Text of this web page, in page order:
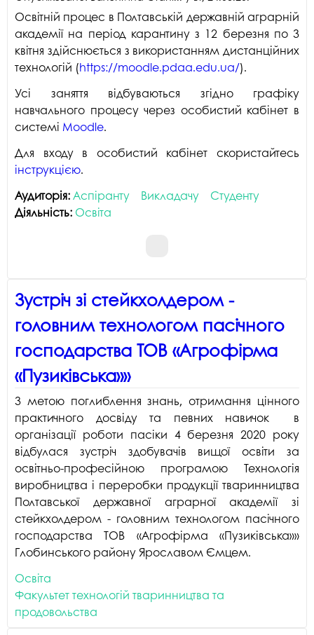
Освітній процес в Полтавській державній аграрній
академії на період карантину з 12 березня по 3
квітня здійснюється з використанням дистанційних
технологій (https://moodle.pdaa.edu.ua/).
Усі заняття відбуваються згідно графіку
навчального процесу через особистий кабінет в
системі Moodle.
Для входу в особистий кабінет скористайтесь
інструкцією.
Аудиторія:Аспіранту Викладачу
Студенту
Діяльність: Освіта
Зустріч зі стейкхолдером -
головним технологом пасічного
господарства ТОВ «Агрофірма
«Пузиківська»»
З метою поглиблення знань, отримання цінного
практичного досвіду та певних навичок в
організації роботи пасіки 4 березня 2020 року
відбулася зустріч здобувачів вищої освіти за
освітньо-професійною програмою Технологія
виробництва і переробки продукції тваринництва
Полтавської державної аграрної академії зі
стейкхолдером - головним технологом пасічного
господарства ТОВ «Агрофірма «Пузиківська»»
Глобинського району Ярославом Ємцем.
Освіта
Факультет технологій тваринництва та
продовольства